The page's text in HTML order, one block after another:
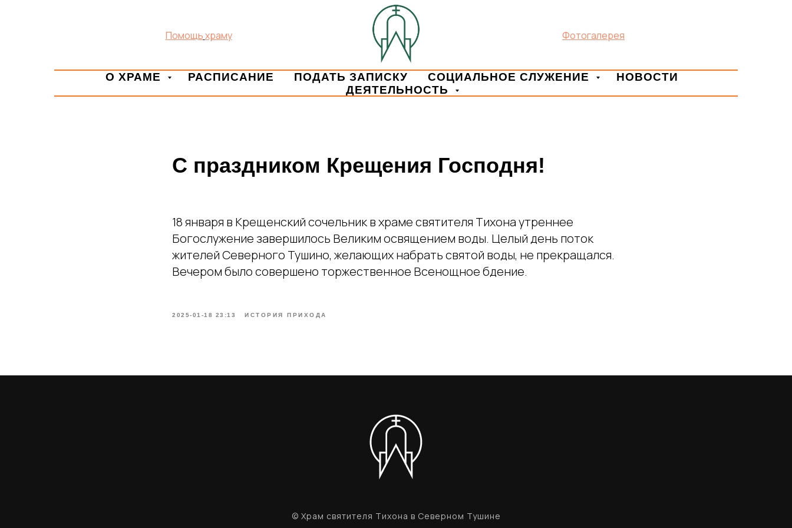
Помощьхраму Фотогалерея
О ХРАМЕ РАСПИСАНИЕ ПОДАТЬ ЗАПИСКУ СОЦИАЛЬНОЕ СЛУЖЕНИЕ
НОВОСТИ
ДЕЯТЕЛЬНОСТЬ
С праздником Крещения Господня!
18 января в Крещенский сочельник в храме святителя Тихона утреннее
Богослужение завершилось Великим освящением воды. Целый день поток
жителей Северного Тушино, желающих набрать святой воды, не прекращался.
Вечером было совершено торжественное Всенощное бдение.
2025-01-18 23:13 ИСТОРИЯ ПРИХОДА
© Храм святителя Тихона в Северном Тушине